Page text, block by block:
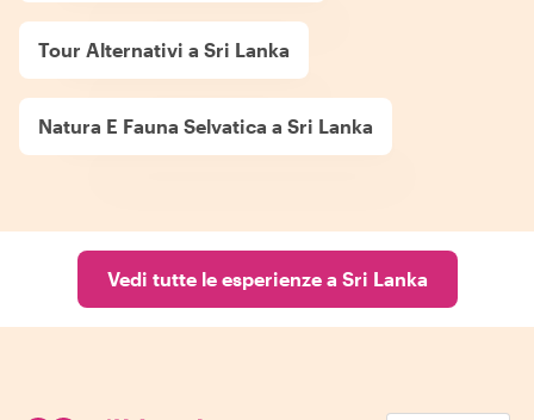
Tour Alternativi a Sri Lanka
Natura E Fauna Selvatica a Sri Lanka
Vedi tutte le esperienze a Sri Lanka